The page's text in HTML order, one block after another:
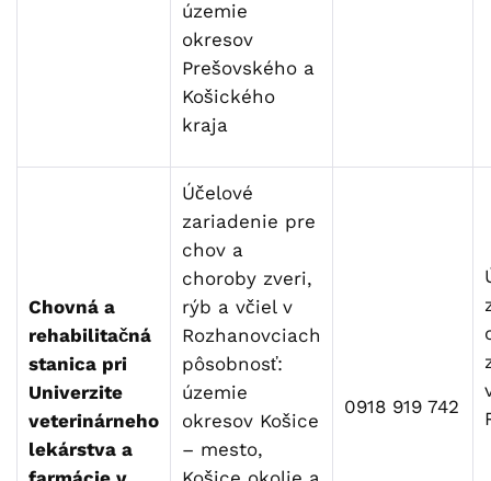
územie
okresov
Prešovského a
Košického
kraja
Chovná a
rehabilitačná
stanica pri
Univerzite
veterinárneho
lekárstva a
Účelové
zariadenie pre
chov a
choroby zveri,
rýb a včiel v
Rozhanovciach
pôsobnosť:
územie
okresov Košice
– mesto,
0918 919 742